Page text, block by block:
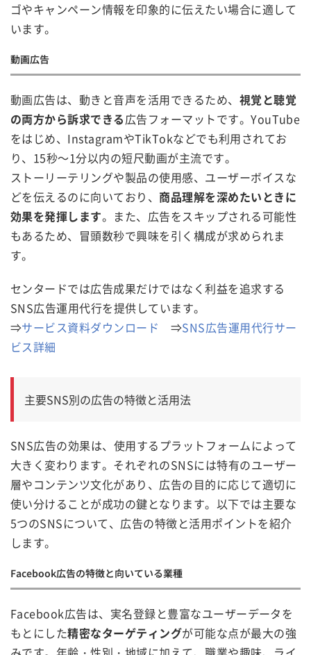
ゴやキャンペーン情報を印象的に伝えたい場合に適して
います。
動画広告
動画広告は、動きと音声を活用できるため、 視覚と聴覚
の両方から訴求できる広告フォーマットです。YouTube
をはじめ、InstagramやTikTokなどでも利用されてお
り、15秒～1分以内の短尺動画が主流です。
ストーリーテリングや製品の使用感、ユーザーボイスな
どを伝えるのに向いており、 商品理解を深めたいときに
効果を発揮します。また、広告をスキップされる可能性
もあるため、冒頭数秒で興味を引く構成が求められま
す。
センタードでは広告成果だけではなく利益を追求する
SNS広告運用代行を提供しています。
⇒サービス資料ダウンロード ⇒SNS広告運用代行サー
ビス詳細
主要SNS別の広告の特徴と活用法
SNS広告の効果は、使用するプラットフォームによって
大きく変わります。それぞれのSNSには特有のユーザー
層やコンテンツ文化があり、広告の目的に応じて適切に
使い分けることが成功の鍵となります。以下では主要な
5つのSNSについて、広告の特徴と活用ポイントを紹介
します。
Facebook広告の特徴と向いている業種
Facebook広告は、実名登録と豊富なユーザーデータを
もとにした精密なターゲティングが可能な点が最大の強